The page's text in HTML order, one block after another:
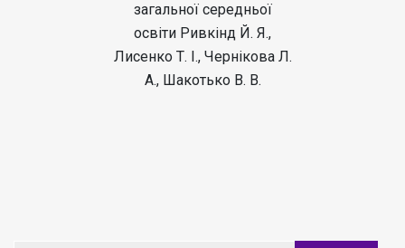
загальної середньої
освіти Ривкінд Й. Я.,
Лисенко Т. І., Чернікова Л.
А., Шакотько В. В.